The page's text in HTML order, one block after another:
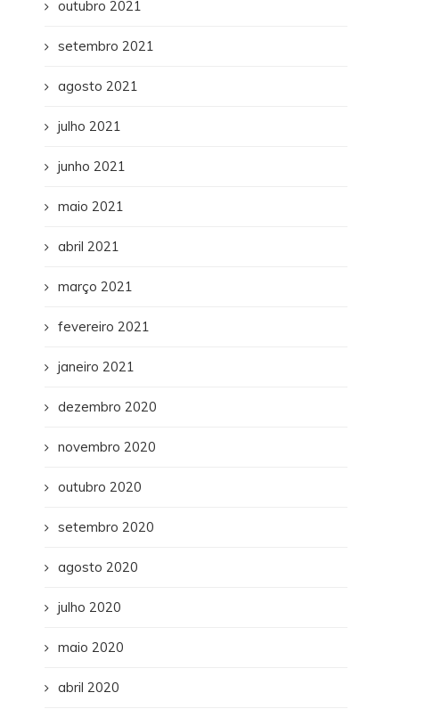
outubro 2021
setembro 2021
agosto 2021
julho 2021
junho 2021
maio 2021
abril 2021
março 2021
fevereiro 2021
janeiro 2021
dezembro 2020
novembro 2020
outubro 2020
setembro 2020
agosto 2020
julho 2020
maio 2020
abril 2020